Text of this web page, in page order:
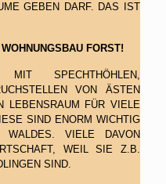
GEBEN DARF. DAS IST
FORST!
SPECHTHÖHLEN,
VON ÄSTEN
LEBENSRAUM FÜR VIELE
SIND ENORM WICHTIG
VIELE DAVON
WEIL SIE Z.B.
SIND.